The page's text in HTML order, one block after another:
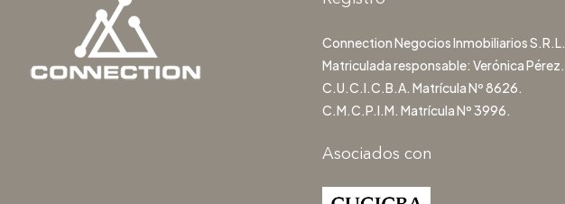
Connection Negocios Inmobiliarios S.R.L.
Matriculada responsable: Verónica Pérez.
C.U.C.I.C.B.A. Matrícula Nº 8626.
C.M.C.P.I.M. Matrícula Nº 3996.
Asociados con